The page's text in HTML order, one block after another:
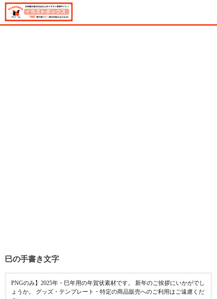
巳の手書き文字
PNGのみ】2025年・巳年用の年賀状素材です。 新年のご挨拶にいかがでし
ょうか。 グッズ・テンプレート・特定の商品販売へのご利用はご遠慮くだ